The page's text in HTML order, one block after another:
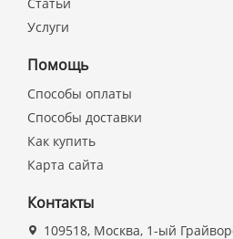
Услуги
Помощь
Способы оплаты
Способы доставки
Как купить
Карта сайта
Контакты
109518, Москва, 1-ый